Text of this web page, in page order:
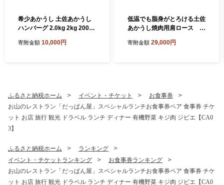
希少あかうし 土佐あかうし
ハンバーグ 2.0kg 2kg 200g
冷凍 真空 小分け 個包装 肉汁
お取り寄せ 肉 ギフト 人気 高
知県 須崎市 お惣菜 はんばー
ぐ hannba-gu
寄附金額 10,000円
低温でも脂身がとろける土佐
あかうし焼肉用肩ロース 5
レイン酸 高知県産
寄附金額 29,000円
ふるさと納税ホーム イベント・チケット
お食事券
お山のレストラン「だっぱん屋」スペシャルランチお食事券ペア 食事券 チケ
ット お店 旅行 観光 ドラベル ランチ ディナー 有機野菜 キジ肉 ジビエ【CA0
3】
ふるさと納税ホーム
ランキング
イベント・チケットランキング
お食事券ランキング
お山のレストラン「だっぱん屋」スペシャルランチお食事券ペア 食事券 チケ
ット お店 旅行 観光 ドラベル ランチ ディナー 有機野菜 キジ肉 ジビエ【CA0